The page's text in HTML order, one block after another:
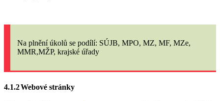
Na plnění úkolů se podílí: SÚJB, MPO, MZ, MF, MZe,
MMR,MŽP, krajské úřady
4.1.2Webové stránky